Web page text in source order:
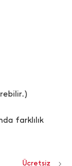
farklılık
Ücretsiz